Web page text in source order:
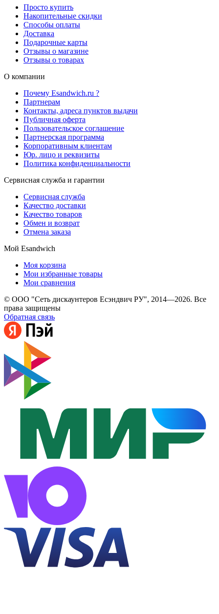
Просто купить
Накопительные скидки
Способы оплаты
Доставка
Подарочные карты
Отзывы о магазине
Отзывы о товарах
О компании
Почему Esandwich.ru ?
Партнерам
Контакты, адреса пунктов выдачи
Публичная оферта
Пользовательское соглашение
Партнерская программа
Корпоративным клиентам
Юр. лицо и реквизиты
Политика конфиденциальности
Сервисная служба и гарантии
Сервисная служба
Качество доставки
Качество товаров
Обмен и возврат
Отмена заказа
Мой Esandwich
Моя корзина
Мои избранные товары
Мои сравнения
© ООО "Сеть дискаунтеров Есэндвич РУ", 2014—2026. Все
права защищены
Обратная связь